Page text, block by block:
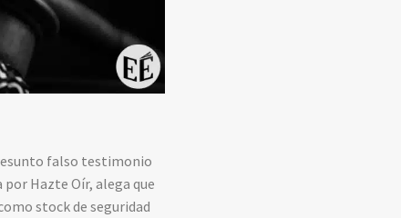
falso testimonio
Hazte Oír, alega que
stock de seguridad